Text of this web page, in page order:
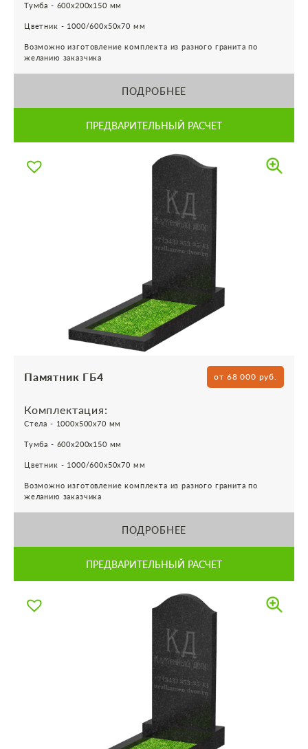
Тумба - 600х200х150 мм
Цветник - 1000/600х50х70 мм
Возможно изготовление комплекта из разного гранита по
желанию заказчика
ПОДРОБНЕЕ
ПРЕДВАРИТЕЛЬНЫЙ РАСЧЕТ
Памятник ГБ4 от 68 000 руб.
Комплектация:
Стела - 1000х500х70 мм
Тумба - 600х200х150 мм
Цветник - 1000/600х50х70 мм
Возможно изготовление комплекта из разного гранита по
желанию заказчика
ПОДРОБНЕЕ
ПРЕДВАРИТЕЛЬНЫЙ РАСЧЕТ